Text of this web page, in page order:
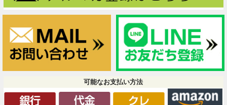
可能なお支払い方法